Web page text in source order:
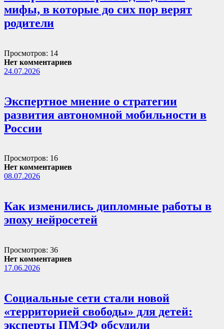
мифы, в которые до сих пор верят
родители
Просмотров: 14
Нет комментариев
24.07.2026
Экспертное мнение о стратегии
развития автономной мобильности в
России
Просмотров: 16
Нет комментариев
08.07.2026
Как изменились дипломные работы в
эпоху нейросетей
Просмотров: 36
Нет комментариев
17.06.2026
Социальные сети стали новой
«территорией свободы» для детей:
эксперты ПМЭФ обсудили